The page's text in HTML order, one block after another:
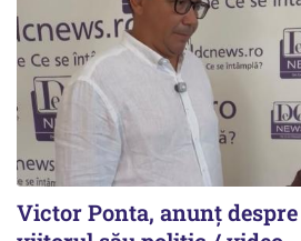
Victor Ponta, anunț